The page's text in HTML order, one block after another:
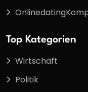
Top Kategorien
Wirtschaft
Politik